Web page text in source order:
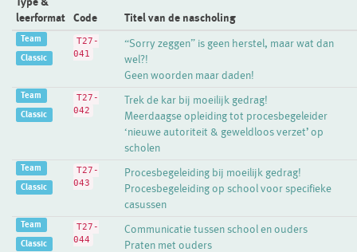
g
o
leerformat
Code Titel van de nascholing
Team
Classic
T27-
041
“Sorry zeggen” is geen herstel, maar wat dan
wel?!
Geen woorden maar daden!
Team
Classic
T27-
042
Trek de kar bij moeilijk gedrag!
Meerdaagse opleiding tot procesbegeleider
‘nieuwe autoriteit & geweldloos verzet’ op
scholen
Team
Classic
T27-
043
Procesbegeleiding bij moeilijk gedrag!
Procesbegeleiding op school voor specifieke
casussen
Team
Classic
T27-
044
Communicatie tussen school en ouders
Praten met ouders